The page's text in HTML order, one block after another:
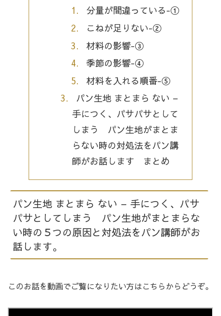
分量が間違っている-①
こねが足りない-②
材料の影響-③
季節の影響-④
材料を入れる順番-⑤
パン生地 まとまら ない –
手につく、パサパサとして
しまう パン生地がまとま
らない時の対処法をパン講
師がお話します まとめ
パン生地 まとまら ない – 手につく、パサ
パサとしてしまう パン生地がまとまらな
い時の５つの原因と対処法をパン講師がお
話します。
このお話を動画でご覧になりたい方はこちらからどうぞ。